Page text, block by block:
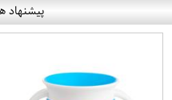
پیشنهاد